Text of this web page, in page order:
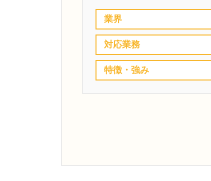
業界
対応業務
特徴・強み